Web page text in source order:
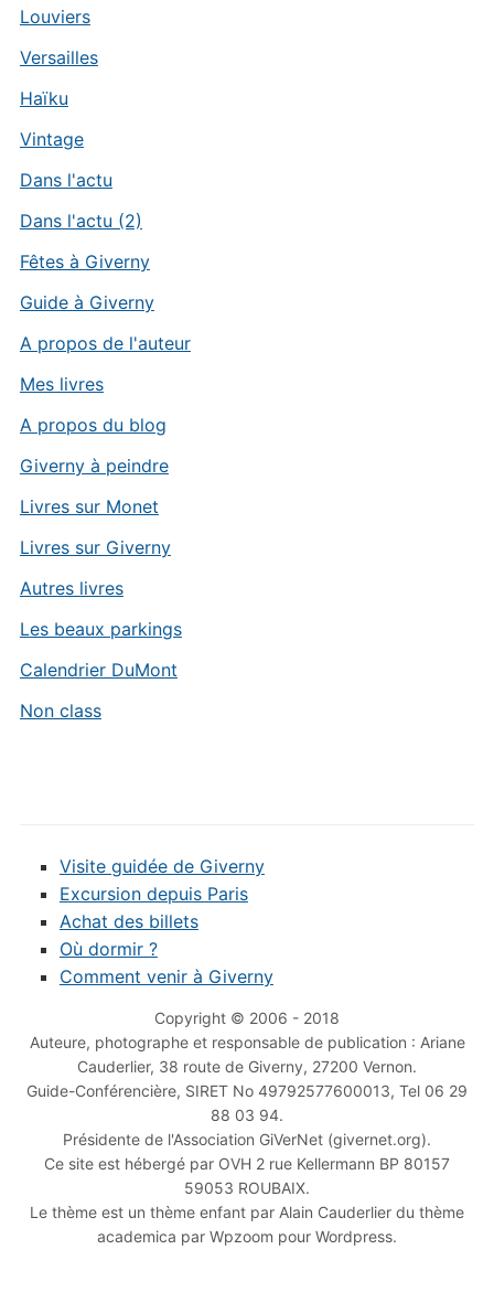
Louviers
Versailles
Haïku
Vintage
Dans l'actu
Dans l'actu (2)
Fêtes à Giverny
Guide à Giverny
A propos de l'auteur
Mes livres
A propos du blog
Giverny à peindre
Livres sur Monet
Livres sur Giverny
Autres livres
Les beaux parkings
Calendrier DuMont
Non class
Visite guidée de Giverny
Excursion depuis Paris
Achat des billets
Où dormir ?
Comment venir à Giverny
Copyright © 2006 - 2018
Auteure, photographe et responsable de publication : Ariane
Cauderlier, 38 route de Giverny, 27200 Vernon.
Guide-Conférencière, SIRET No 49792577600013, Tel 06 29
88 03 94.
Présidente de l'Association GiVerNet (givernet.org).
Ce site est hébergé par OVH 2 rue Kellermann BP 80157
59053 ROUBAIX.
Le thème est un thème enfant par Alain Cauderlier du thème
academica par Wpzoom pour Wordpress.